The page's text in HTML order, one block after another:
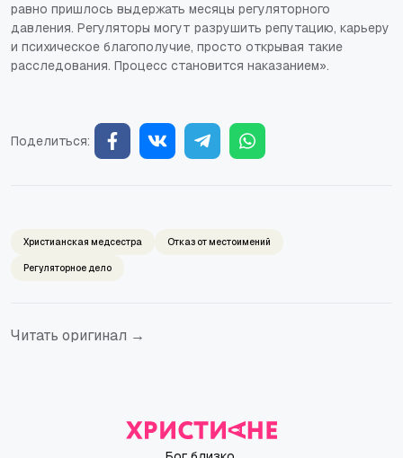
равно пришлось выдержать месяцы регуляторного
давления. Регуляторы могут разрушить репутацию, карьеру
и психическое благополучие, просто открывая такие
расследования. Процесс становится наказанием».
Поделиться:
Христианская медсестра Отказ от местоимений
Регуляторное дело
Читать оригинал →